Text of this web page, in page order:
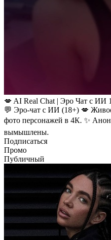
💋 AI Real Chat | Эро Чат с ИИ
💬 Эро-чат с ИИ (18+) 💋
фото персонажей в 4К. ✨
вымышлены.
Подписаться
Промо
Публичный